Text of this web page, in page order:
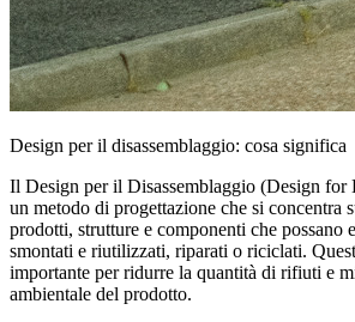
Design per il disassemblaggio: cosa significa
Il Design per il Disassemblaggio (Design for
un metodo di progettazione che si concentra
prodotti, strutture e componenti che possano
smontati e riutilizzati, riparati o riciclati.
importante per ridurre la quantità di rifiuti e
ambientale del prodotto.